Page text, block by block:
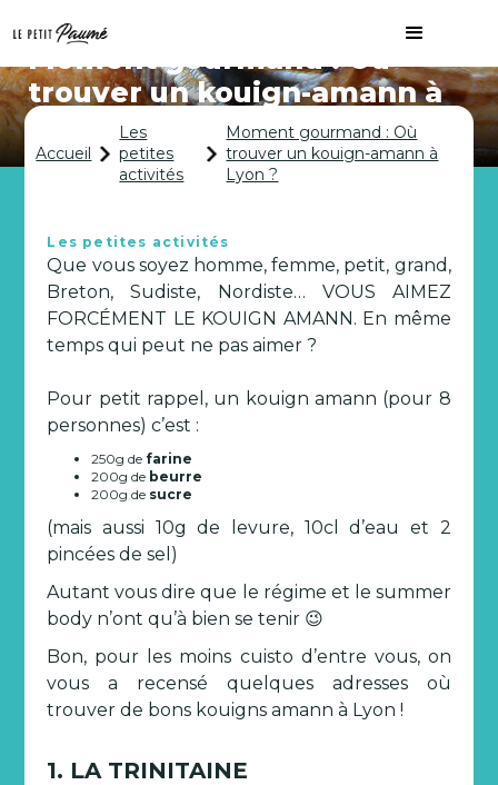
Moment gourmand : Où
trouver un kouign-amann à
Lyon ?
Accueil
Les
petites
activités
Moment gourmand : Où
trouver un kouign-amann à
Lyon ?
Les petites activités
Que vous soyez homme, femme, petit, grand,
Breton, Sudiste, Nordiste… VOUS AIMEZ
FORCÉMENT LE KOUIGN AMANN. En même
temps qui peut ne pas aimer ?
Pour petit rappel, un kouign amann (pour 8
personnes) c’est :
250g de farine
200g de beurre
200g de sucre
(mais aussi 10g de levure, 10cl d’eau et 2
pincées de sel)
Autant vous dire que le régime et le summer
body n’ont qu’à bien se tenir 😉
Bon, pour les moins cuisto d’entre vous, on
vous a recensé quelques adresses où
trouver de bons kouigns amann à Lyon !
1. LA TRINITAINE